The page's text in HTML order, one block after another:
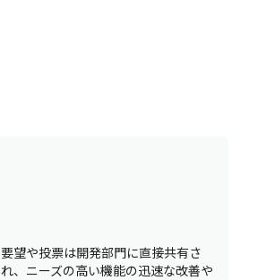
要望や投票は開発部門に直接共有さ
れ、ニーズの高い機能の迅速な改善や